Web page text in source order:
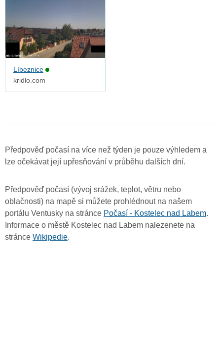
Líbeznice
kridlo.com
Předpověď počasí na více než týden je pouze výhledem a
lze očekávat její upřesňování v průběhu dalších dní.
Předpověď počasí (vývoj srážek, teplot, větru nebo
oblačnosti) na mapě si můžete prohlédnout na našem
portálu Ventusky na stránce Počasí - Kostelec nad Labem.
Informace o městě Kostelec nad Labem nalezenete na
stránce Wikipedie.